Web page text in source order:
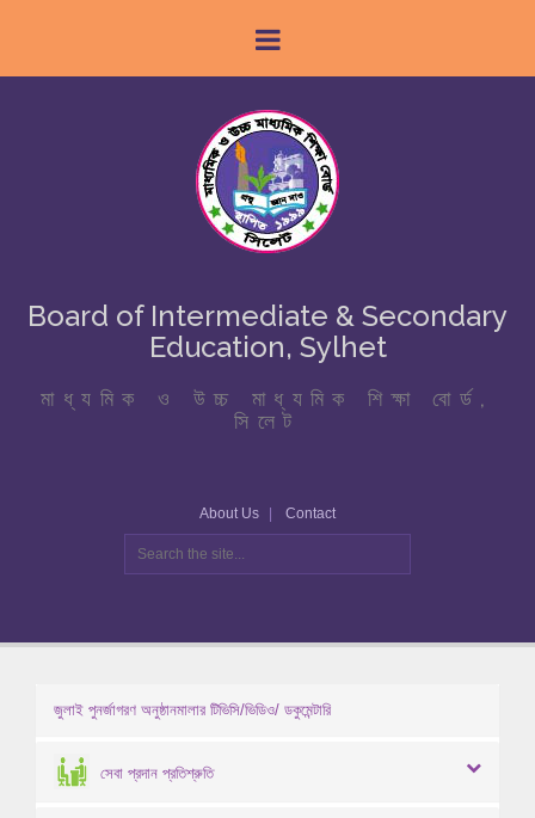
Board of Intermediate & Secondary
Education, Sylhet
মাধ্যমিক ও উচ্চ মাধ্যমিক শিক্ষা বোর্ড,
সিলেট
About Us Contact
জুলাই পুনর্জাগরণ অনুষ্ঠানমালার টিভিসি/ভিডিও/ ডকুমেন্টারি
সেবা প্রদান প্রতিশ্রুতি